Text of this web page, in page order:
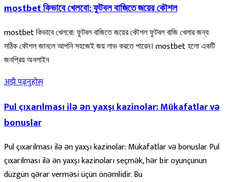
mostbet কিভাবে খেলবো: ফুটবল বাজিতে জয়ের কৌশল
mostbet কিভাবে খেলবো: ফুটবল বাজিতে জয়ের কৌশল ফুটবল বাজি খেলার জন্য
সঠিক কৌশল জানলে আপনি সহজেই জয় লাভ করতে পারেন। mostbet হলো একটি
জনপ্রিয় অনলাইন
अझै पढ्नुहोस्
Pul çıxarılması ilə ən yaxşı kazinolar: Mükafatlar və
bonuslar
Pul çıxarılması ilə ən yaxşı kazinolar: Mükafatlar və bonuslar Pul
çıxarılması ilə ən yaxşı kazinoları seçmək, hər bir oyunçunun
düzgün qərar verməsi üçün önəmlidir. Bu